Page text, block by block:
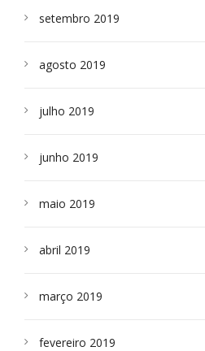
setembro 2019
agosto 2019
julho 2019
junho 2019
maio 2019
abril 2019
março 2019
fevereiro 2019